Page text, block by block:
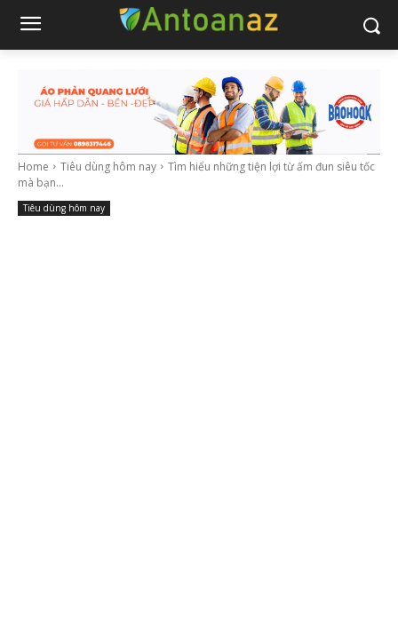
Home Tiêu dùng hôm nay
Tìm hiểu những tiện lợi từ ấm đun siêu tốc
mà bạn...
Tiêu dùng hôm nay